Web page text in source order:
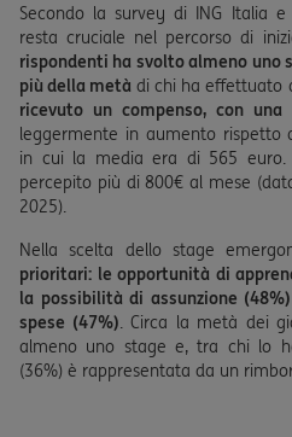
Secondo la survey di ING Italia e
resta cruciale nel percorso di
rispondenti ha svolto almeno uno
più della metà di chi ha effettuato
ricevuto un compenso, con
leggermente in aumento rispetto
in cui la media era di 565 euro.
percepito più di 800€ al mese
2025).
Nella scelta dello stage
prioritari: le opportunità di
la possibilità di assunzione
spese (47%). Circa la metà dei
almeno uno stage e, tra chi lo
(36%) è rappresentata da un